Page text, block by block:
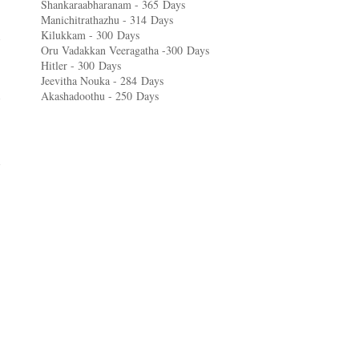
Shankaraabharanam - 365 Days
Manichitrathazhu - 314 Days
Kilukkam - 300 Days
Oru Vadakkan Veeragatha -300 Days
Hitler - 300 Days
Jeevitha Nouka - 284 Days
Akashadoothu - 250 Days